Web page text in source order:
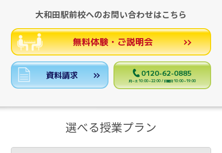
大和田駅前校へのお問い合わせはこちら
無料体験・ご説明会
資料請求 0120-62-0885
月～土 10:00～22:00 / 日曜日 10:00～19:00
選べる授業プラン